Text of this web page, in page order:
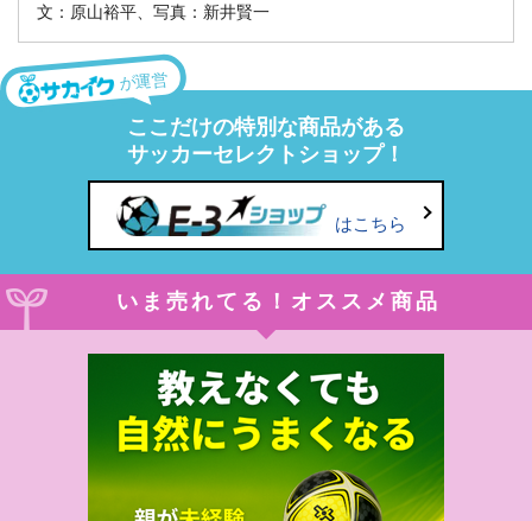
文：原山裕平、写真：新井賢一
が運営
ここだけの特別な商品がある
サッカーセレクトショップ！
はこちら
いま売れてる！オススメ商品